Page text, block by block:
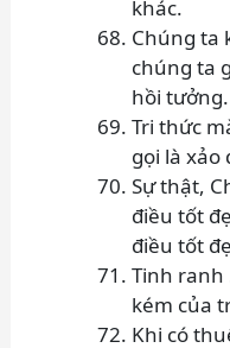
khác.
Chúng ta
chúng ta
hồi tưởng.
Tri thức
gọi là
Sự thật,
điều tốt
điều tốt
Tinh ranh
kém của
Khi có